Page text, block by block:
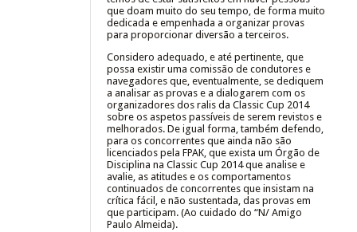
que doam muito do seu tempo, de forma muito
dedicada e empenhada a organizar provas
para proporcionar diversão a terceiros.
Considero adequado, e até pertinente, que
possa existir uma comissão de condutores e
navegadores que, eventualmente, se dediquem
a analisar as provas e a dialogarem com os
organizadores dos ralis da Classic Cup 2014
sobre os aspetos passíveis de serem revistos e
melhorados. De igual forma, também defendo,
para os concorrentes que ainda não são
licenciados pela FPAK, que exista um Órgão de
Disciplina na Classic Cup 2014 que analise e
avalie, as atitudes e os comportamentos
continuados de concorrentes que insistam na
crítica fácil, e não sustentada, das provas em
que participam. (Ao cuidado do “N/ Amigo
Paulo Almeida).